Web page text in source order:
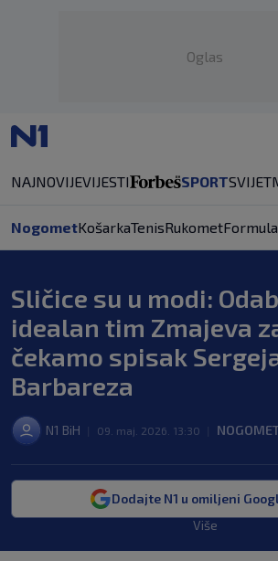
Oglas
NAJNOVIJEVIJESTI SPORTSVIJET
NogometKošarkaTenisRukometFormula
Sličice su u modi:
idealan tim Zmajeva
čekamo spisak
Barbareza
N1 BiH 09. maj. 2026. 13:30
Dodajte N1 u omiljeni
Više